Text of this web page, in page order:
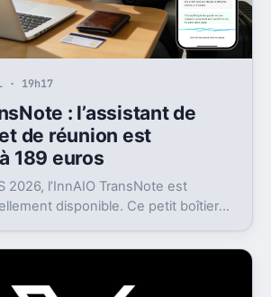
19h17
: l’assistant de
de réunion est
189 euros
2026, l’InnAIO TransNote est
disponible. Ce petit boîtier
transcription et génération